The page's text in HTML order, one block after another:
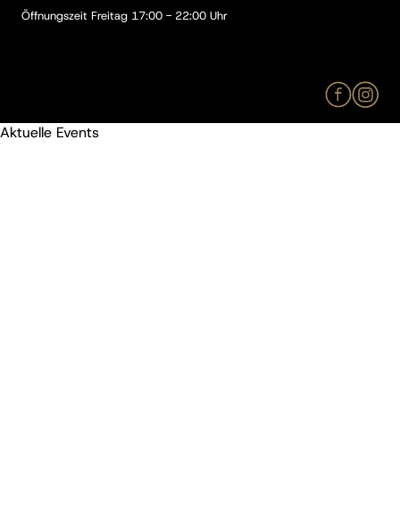
Öffnungszeit Freitag 17:00 - 22:00 Uhr
Aktuelle Events